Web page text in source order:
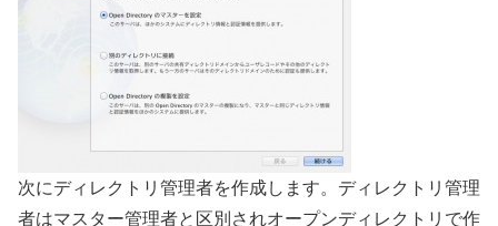
次にディレクトリ管理者を作成します。ディレクトリ管理
者はマスター管理者と区別されオープンディレクトリで作